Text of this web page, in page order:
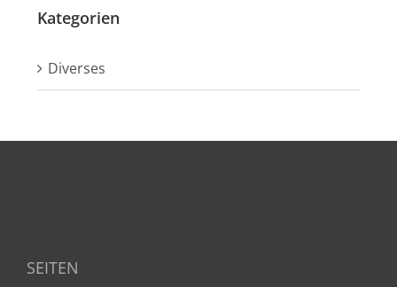
Kategorien
Diverses
SEITEN